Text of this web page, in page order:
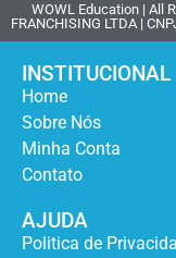
WOWL Education | All
FRANCHISING LTDA |
INSTITUCIONAL
Home
Sobre Nós
Minha Conta
Contato
AJUDA
Politica de